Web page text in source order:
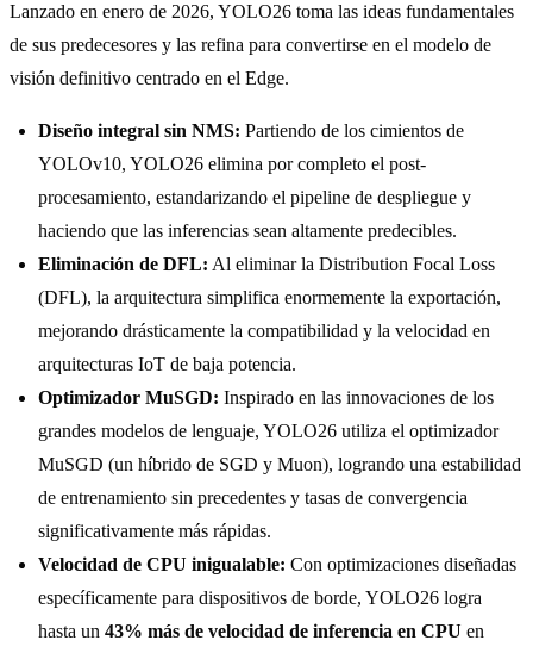
Lanzado en enero de 2026, YOLO26 toma las ideas fundamentales
de sus predecesores y las refina para convertirse en el modelo de
visión definitivo centrado en el Edge.
Diseño integral sin NMS: Partiendo de los cimientos de
YOLOv10, YOLO26 elimina por completo el post-
procesamiento, estandarizando el pipeline de despliegue y
haciendo que las inferencias sean altamente predecibles.
Eliminación de DFL: Al eliminar la Distribution Focal Loss
(DFL), la arquitectura simplifica enormemente la exportación,
mejorando drásticamente la compatibilidad y la velocidad en
arquitecturas IoT de baja potencia.
Optimizador MuSGD: Inspirado en las innovaciones de los
grandes modelos de lenguaje, YOLO26 utiliza el optimizador
MuSGD (un híbrido de SGD y Muon), logrando una estabilidad
de entrenamiento sin precedentes y tasas de convergencia
significativamente más rápidas.
Velocidad de CPU inigualable: Con optimizaciones diseñadas
específicamente para dispositivos de borde, YOLO26 logra
hasta un 43% más de velocidad de inferencia en CPU en